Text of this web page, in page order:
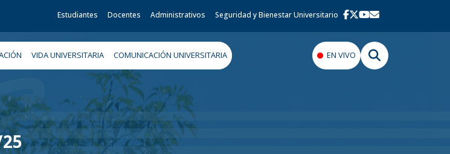
Estudiantes Docentes Administrativos Seguridad y Bienestar Universitario
VIDA UNIVERSITARIA COMUNICACIÓN UNIVERSITARIA EN VIVO